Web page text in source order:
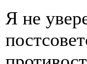
Я не